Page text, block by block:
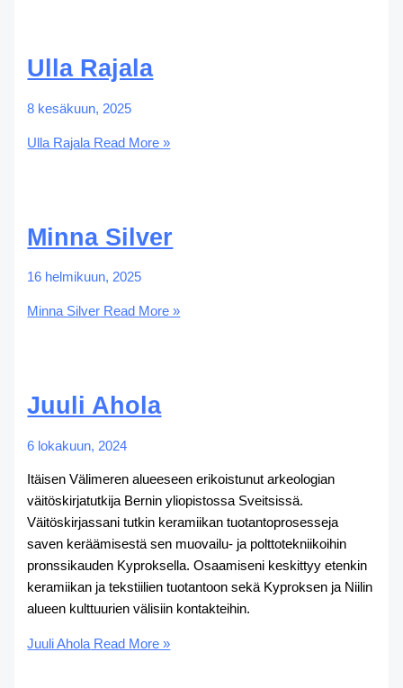
Ulla Rajala
8 kesäkuun, 2025
Ulla Rajala Read More »
Minna Silver
16 helmikuun, 2025
Minna Silver Read More »
Juuli Ahola
6 lokakuun, 2024
Itäisen Välimeren alueeseen erikoistunut arkeologian
väitöskirjatutkija Bernin yliopistossa Sveitsissä.
Väitöskirjassani tutkin keramiikan tuotantoprosesseja
saven keräämisestä sen muovailu- ja polttotekniikoihin
pronssikauden Kyproksella. Osaamiseni keskittyy etenkin
keramiikan ja tekstiilien tuotantoon sekä Kyproksen ja Niilin
alueen kulttuurien välisiin kontakteihin.
Juuli Ahola Read More »